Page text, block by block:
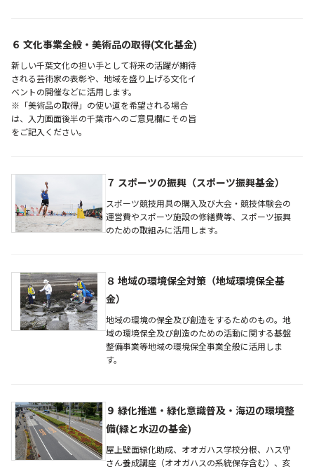
６ 文化事業全般・美術品の取得(文化基金)
新しい千葉文化の担い手として将来の活躍が期待
される芸術家の表彰や、地域を盛り上げる文化イ
ベントの開催などに活用します。
※「美術品の取得」の使い道を希望される場合
は、入力画面後半の千葉市へのご意見欄にその旨
をご記入ください。
７ スポーツの振興（スポーツ振興基金）
スポーツ競技用具の購入及び大会・競技体験会の
運営費やスポーツ施設の修繕費等、スポーツ振興
のための取組みに活用します。
８ 地域の環境保全対策（地域環境保全基
金）
地域の環境の保全及び創造をするためのもの。地
域の環境保全及び創造のための活動に関する基盤
整備事業等地域の環境保全事業全般に活用しま
す。
９ 緑化推進・緑化意識普及・海辺の環境整
備(緑と水辺の基金)
屋上壁面緑化助成、オオガハス学校分根、ハス守
さん養成講座（オオガハスの系統保存含む）、亥